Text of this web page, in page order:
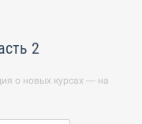
2
о новых курсах — на